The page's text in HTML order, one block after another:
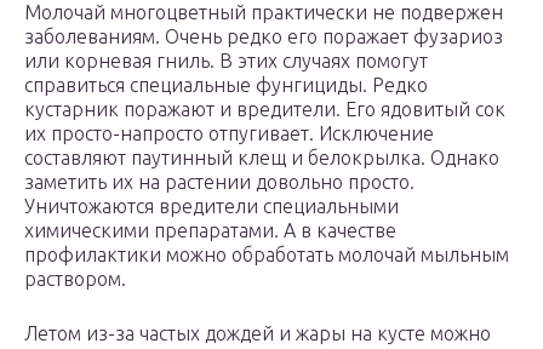
Молочай многоцветный практически не подвержен
заболеваниям. Очень редко его поражает фузариоз
или корневая гниль. В этих случаях помогут
справиться специальные фунгициды. Редко
кустарник поражают и вредители. Его ядовитый сок
их просто-напросто отпугивает. Исключение
составляют паутинный клещ и белокрылка. Однако
заметить их на растении довольно просто.
Уничтожаются вредители специальными
химическими препаратами. А в качестве
профилактики можно обработать молочай мыльным
раствором.
Летом из-за частых дождей и жары на кусте можно